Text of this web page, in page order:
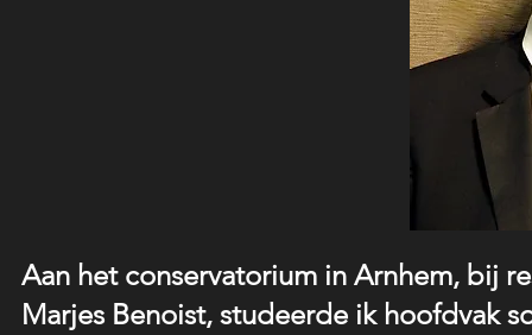
Aan het conservatorium in Arnhem, bij
Marjes Benoist, studeerde ik hoofdvak